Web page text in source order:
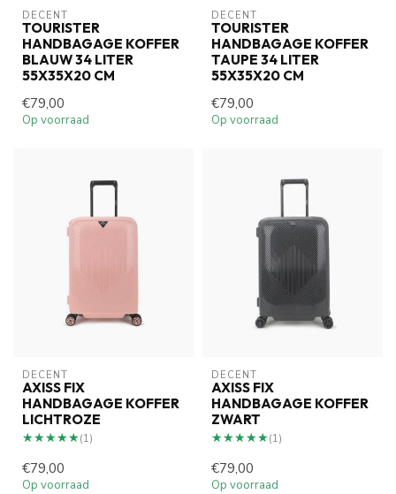
DECENT
TOURISTER
HANDBAGAGE KOFFER
BLAUW 34 LITER
55X35X20 CM
€79,00
Op voorraad
DECENT
TOURISTER
HANDBAGAGE KOFFER
TAUPE 34 LITER
55X35X20 CM
€79,00
Op voorraad
DECENT
AXISS FIX
HANDBAGAGE KOFFER
LICHTROZE
★★★★★
★★★★★(1)
€79,00
Op voorraad
DECENT
AXISS FIX
HANDBAGAGE KOFFER
ZWART
★★★★★
★★★★★(1)
€79,00
Op voorraad